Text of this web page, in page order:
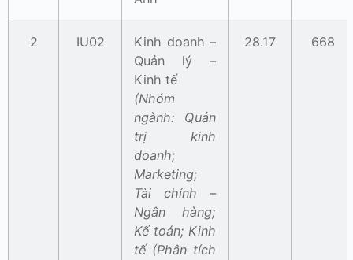
2 IU02
Kinh doanh –
Quản lý –
Kinh tế
(Nhóm
ngành: Quản
trị kinh
doanh;
Marketing;
Tài chính –
Ngân hàng;
Kế toán; Kinh
tế (Phân tích
28.17 668